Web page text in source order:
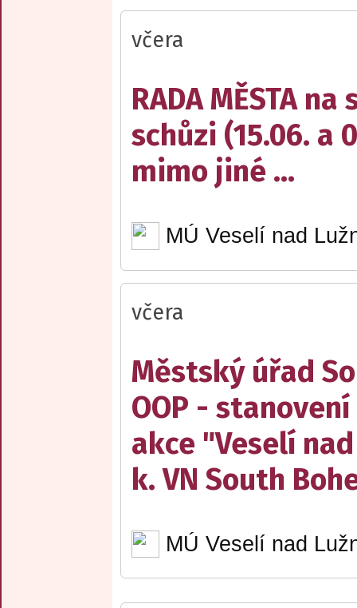
včera
RADA MĚSTA na
schůzi (15.06. a
mimo jiné ...
MÚ Veselí nad
včera
Městský úřad
OOP -
akce "Veselí
k. VN South
MÚ Veselí nad